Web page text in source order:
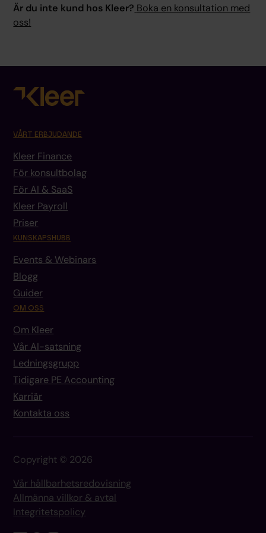
Är du inte kund hos Kleer? Boka en konsultation med
oss!
VÅRT ERBJUDANDE
Kleer Finance
För konsultbolag
För AI & SaaS
Kleer Payroll
Priser
KUNSKAPSHUBB
Events & Webinars
Blogg
Guider
OM OSS
Om Kleer
Vår AI-satsning
Ledningsgrupp
Tidigare PE Accounting
Karriär
Kontakta oss
Copyright © 2026
Vår hållbarhetsredovisning
Allmänna villkor & avtal
Integritetspolicy